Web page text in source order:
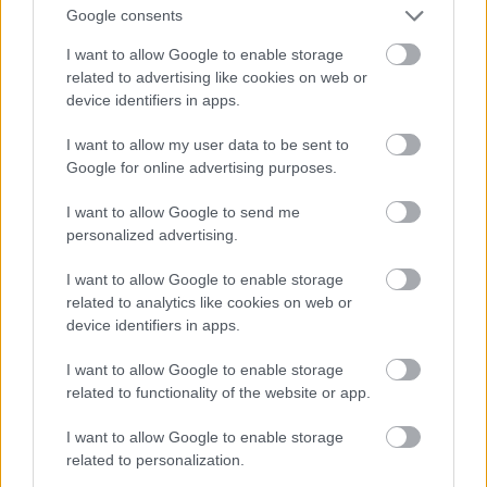
Google consents
I want to allow Google to enable storage
related to advertising like cookies on web or
device identifiers in apps.
I want to allow my user data to be sent to
Google for online advertising purposes.
I want to allow Google to send me
personalized advertising.
I want to allow Google to enable storage
related to analytics like cookies on web or
device identifiers in apps.
I want to allow Google to enable storage
related to functionality of the website or app.
I want to allow Google to enable storage
related to personalization.
futott be. A két hajót az Egyesült Államok hadba lépése
De Kalb, a Kronprinz Wilhelm-et pedig Baron von Stauben
néven állították saját szolgálatukba. A háború további
részében a két hajó amerikai csapatszállítóként működött,
majd a háború után személyszállítóként tevékenykedtek
tovább amerikai szolgálatban. A hajdani Prinz Eitel
bontották le.
hajóival, hanem a Csendes-óceán középső részén maradt,
és magányosan portyázva próbálta az ellenség
kereskedelmi hajóit támadni. A segédcirkáló azonban
tevékenységének 127 napja alatt egyetlen kereskedelmi
hajót sem süllyesztett el. December 12-én a hajó befutott
az ekkor még semleges, amerikai kézen levő Guam
szigetére, hogy feltöltse szénkészleteit. Az amerikai